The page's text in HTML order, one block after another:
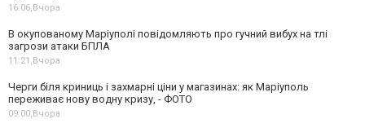
16:06, Вчора
В окупованому Маріуполі повідомляють про гучний вибух на тлі
загрози атаки БПЛА
11:21, Вчора
Черги біля криниць і захмарні ціни у магазинах: як Маріуполь
переживає нову водну кризу, - ФОТО
09:00, Вчора